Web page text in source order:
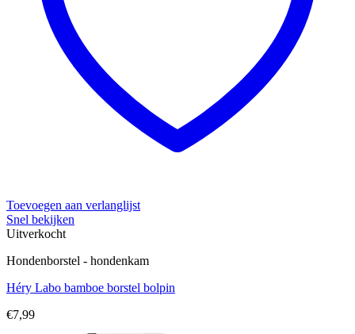
Toevoegen aan verlanglijst
Snel bekijken
Uitverkocht
Hondenborstel - hondenkam
Héry Labo bamboe borstel bolpin
€7,99